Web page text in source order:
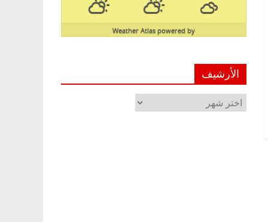
powered by
Weather Atlas
الأرشيف
الأرشيف